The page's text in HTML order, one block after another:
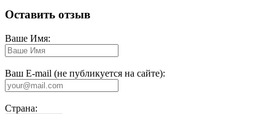
Оставить отзыв
Ваше Имя:
Ваш E-mail (не публикуется на сайте):
Страна: